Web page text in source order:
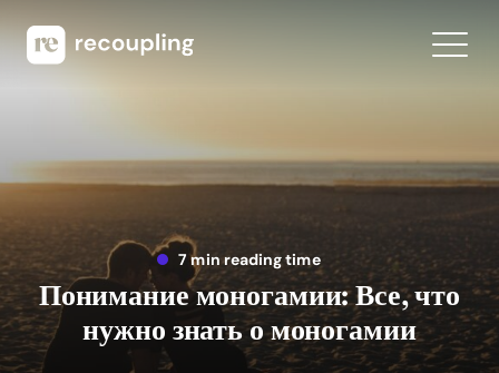
7 min reading time
Понимание моногамии: Все, что
нужно знать о моногамии